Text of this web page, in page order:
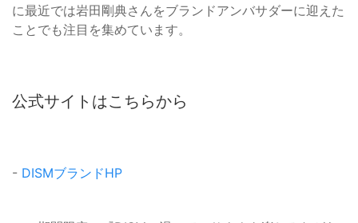
に最近では岩田剛典さんをブランドアンバサダーに迎えた
ことでも注目を集めています。
公式サイトはこちらから
- DISMブランドHP